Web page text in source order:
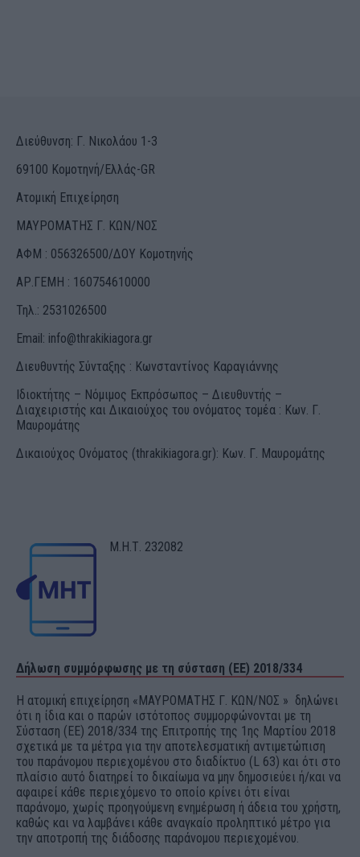
Διεύθυνση: Γ. Νικολάου 1-3
69100 Κομοτηνή/Ελλάς-GR
Ατομική Επιχείρηση
ΜΑΥΡΟΜΑΤΗΣ Γ. ΚΩΝ/ΝΟΣ
ΑΦΜ : 056326500/ΔOΥ Κομοτηνής
ΑΡ.ΓΕΜΗ : 160754610000
Τηλ.: 2531026500
Email: info@thrakikiagora.gr
Διευθυντής Σύνταξης : Κωνσταντίνος Καραγιάννης
Ιδιοκτήτης – Νόμιμος Εκπρόσωπος – Διευθυντής –
Διαχειριστής και Δικαιούχος του ονόματος τομέα : Κων. Γ.
Μαυρομάτης
Δικαιούχος Ονόματος (thrakikiagora.gr): Κων. Γ. Μαυρομάτης
Μ.Η.Τ. 232082
Δήλωση συμμόρφωσης με τη σύσταση (ΕΕ) 2018/334
Η ατομική επιχείρηση «ΜΑΥΡΟΜΑΤΗΣ Γ. ΚΩΝ/ΝΟΣ » δηλώνει
ότι η ίδια και ο παρών ιστότοπος συμμορφώνονται με τη
Σύσταση (ΕΕ) 2018/334 της Επιτροπής της 1ης Μαρτίου 2018
σχετικά με τα μέτρα για την αποτελεσματική αντιμετώπιση
του παράνομου περιεχομένου στο διαδίκτυο (L 63) και ότι στο
πλαίσιο αυτό διατηρεί το δικαίωμα να μην δημοσιεύει ή/και να
αφαιρεί κάθε περιεχόμενο το οποίο κρίνει ότι είναι
παράνομο, χωρίς προηγούμενη ενημέρωση ή άδεια του χρήστη,
καθώς και να λαμβάνει κάθε αναγκαίο προληπτικό μέτρο για
την αποτροπή της διάδοσης παράνομου περιεχομένου.